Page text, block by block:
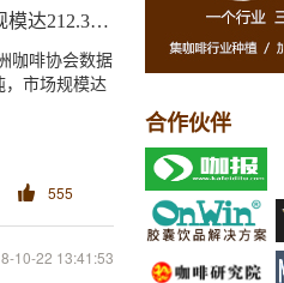
达212.38亿欧元
咖啡协会数据
市场规模达
555
10-22 13:41:53
合作伙伴